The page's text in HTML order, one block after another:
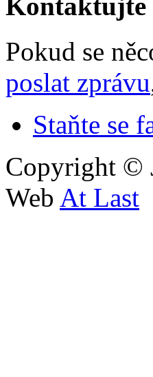
Kontaktujte
Pokud se
poslat zprávu
Staňte se
Copyright ©
Web At Last